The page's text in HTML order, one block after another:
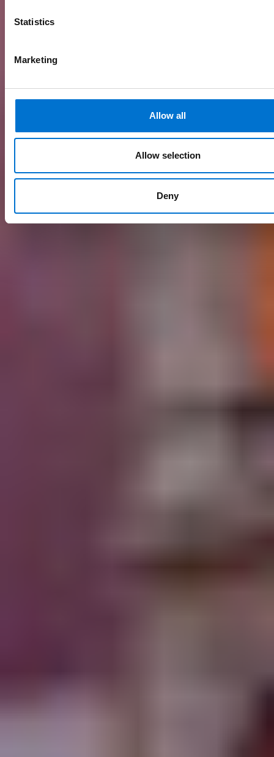
Statistics
Marketing
Allow all
Allow selection
Deny